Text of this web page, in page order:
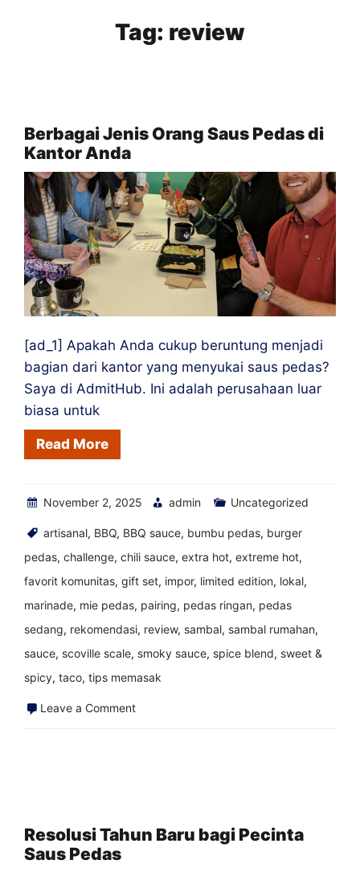
Tag: review
Berbagai Jenis Orang Saus Pedas di
Kantor Anda
[ad_1] Apakah Anda cukup beruntung menjadi
bagian dari kantor yang menyukai saus pedas?
Saya di AdmitHub. Ini adalah perusahaan luar
biasa untuk
Read More
November 2, 2025 admin Uncategorized
artisanal, BBQ, BBQ sauce, bumbu pedas, burger
pedas, challenge, chili sauce, extra hot, extreme hot,
favorit komunitas, gift set, impor, limited edition, lokal,
marinade, mie pedas, pairing, pedas ringan, pedas
sedang, rekomendasi, review, sambal, sambal rumahan,
sauce, scoville scale, smoky sauce, spice blend, sweet &
spicy, taco, tips memasak
Leave a Commenton
Pedas
Resolusi Tahun Baru bagi Pecinta
Saus Pedas